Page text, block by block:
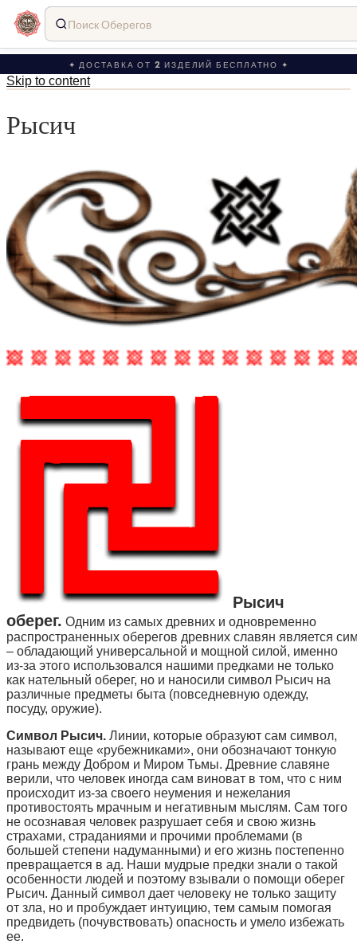
✦ ДОСТАВКА ОТ 2 ИЗДЕЛИЙ БЕСПЛАТНО ✦
Skip to content
Рысич
Рысич
оберег. Одним из самых древних и одновременно
распространенных оберегов древних славян является
– обладающий универсальной и мощной силой, именно
из-за этого использовался нашими предками не только
как нательный оберег, но и наносили символ Рысич на
различные предметы быта (повседневную одежду,
посуду, оружие).
Символ Рысич. Линии, которые образуют сам символ,
называют еще «рубежниками», они обозначают тонкую
грань между Добром и Миром Тьмы. Древние славяне
верили, что человек иногда сам виноват в том, что с ним
происходит из-за своего неумения и нежелания
противостоять мрачным и негативным мыслям. Сам того
не осознавая человек разрушает себя и свою жизнь
страхами, страданиями и прочими проблемами (в
большей степени надуманными) и его жизнь постепенно
превращается в ад. Наши мудрые предки знали о такой
особенности людей и поэтому взывали о помощи оберег
Рысич. Данный символ дает человеку не только защиту
от зла, но и пробуждает интуицию, тем самым помогая
предвидеть (почувствовать) опасность и умело избежать
ее.
Поиск Оберегов